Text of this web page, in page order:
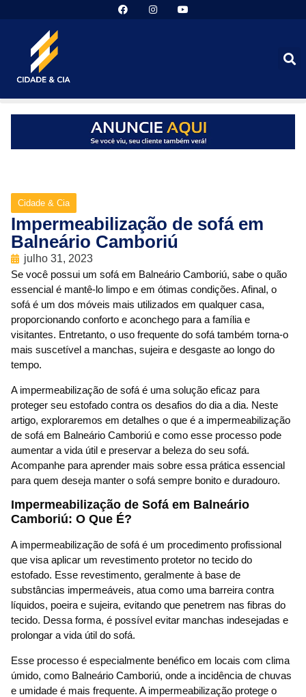
Cidade & Cia
Impermeabilização de sofá em
Balneário Camboriú
julho 31, 2023
Se você possui um sofá em Balneário Camboriú, sabe o quão
essencial é mantê-lo limpo e em ótimas condições. Afinal, o
sofá é um dos móveis mais utilizados em qualquer casa,
proporcionando conforto e aconchego para a família e
visitantes. Entretanto, o uso frequente do sofá também torna-o
mais suscetível a manchas, sujeira e desgaste ao longo do
tempo.
A impermeabilização de sofá é uma solução eficaz para
proteger seu estofado contra os desafios do dia a dia. Neste
artigo, exploraremos em detalhes o que é a impermeabilização
de sofá em Balneário Camboriú e como esse processo pode
aumentar a vida útil e preservar a beleza do seu sofá.
Acompanhe para aprender mais sobre essa prática essencial
para quem deseja manter o sofá sempre bonito e duradouro.
Impermeabilização de Sofá em Balneário
Camboriú: O Que É?
A impermeabilização de sofá é um procedimento profissional
que visa aplicar um revestimento protetor no tecido do
estofado. Esse revestimento, geralmente à base de
substâncias impermeáveis, atua como uma barreira contra
líquidos, poeira e sujeira, evitando que penetrem nas fibras do
tecido. Dessa forma, é possível evitar manchas indesejadas e
prolongar a vida útil do sofá.
Esse processo é especialmente benéfico em locais com clima
úmido, como Balneário Camboriú, onde a incidência de chuvas
e umidade é mais frequente. A impermeabilização protege o